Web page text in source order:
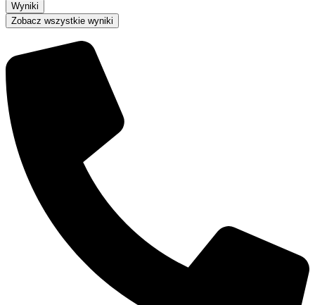
Wyniki
Zobacz wszystkie wyniki